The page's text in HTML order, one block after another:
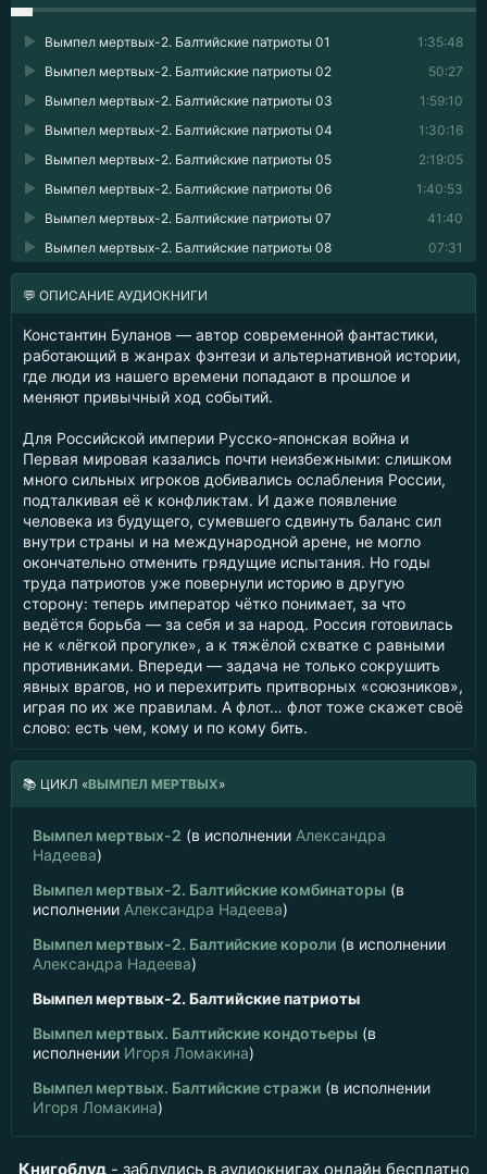
1:35:48
Вымпел мертвых-2. Балтийские патриоты 01
50:27
Вымпел мертвых-2. Балтийские патриоты 02
1:59:10
Вымпел мертвых-2. Балтийские патриоты 03
1:30:16
Вымпел мертвых-2. Балтийские патриоты 04
2:19:05
Вымпел мертвых-2. Балтийские патриоты 05
1:40:53
Вымпел мертвых-2. Балтийские патриоты 06
41:40
Вымпел мертвых-2. Балтийские патриоты 07
07:31
Вымпел мертвых-2. Балтийские патриоты 08
💬 ОПИСАНИЕ АУДИОКНИГИ
Константин Буланов — автор современной фантастики,
работающий в жанрах фэнтези и альтернативной истории,
где люди из нашего времени попадают в прошлое и
меняют привычный ход событий.
Для Российской империи Русско-японская война и
Первая мировая казались почти неизбежными: слишком
много сильных игроков добивались ослабления России,
подталкивая её к конфликтам. И даже появление
человека из будущего, сумевшего сдвинуть баланс сил
внутри страны и на международной арене, не могло
окончательно отменить грядущие испытания. Но годы
труда патриотов уже повернули историю в другую
сторону: теперь император чётко понимает, за что
ведётся борьба — за себя и за народ. Россия готовилась
не к «лёгкой прогулке», а к тяжёлой схватке с равными
противниками. Впереди — задача не только сокрушить
явных врагов, но и перехитрить притворных «союзников»,
играя по их же правилам. А флот… флот тоже скажет своё
слово: есть чем, кому и по кому бить.
📚 ЦИКЛ «ВЫМПЕЛ МЕРТВЫХ»
Вымпел мертвых-2 (в исполнении Александра
Надеева)
Вымпел мертвых-2. Балтийские комбинаторы (в
исполнении Александра Надеева)
Вымпел мертвых-2. Балтийские короли (в исполнении
Александра Надеева)
Вымпел мертвых-2. Балтийские патриоты
Вымпел мертвых. Балтийские кондотьеры (в
исполнении Игоря Ломакина)
Вымпел мертвых. Балтийские стражи (в исполнении
Игоря Ломакина)
Книгоблуд- заблудись в аудиокнигах онлайн бесплатно